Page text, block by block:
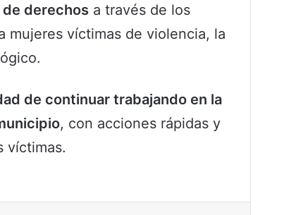
derechos a través de los
mujeres víctimas de violencia, la
de continuar trabajando en la
, con acciones rápidas y
víctimas.